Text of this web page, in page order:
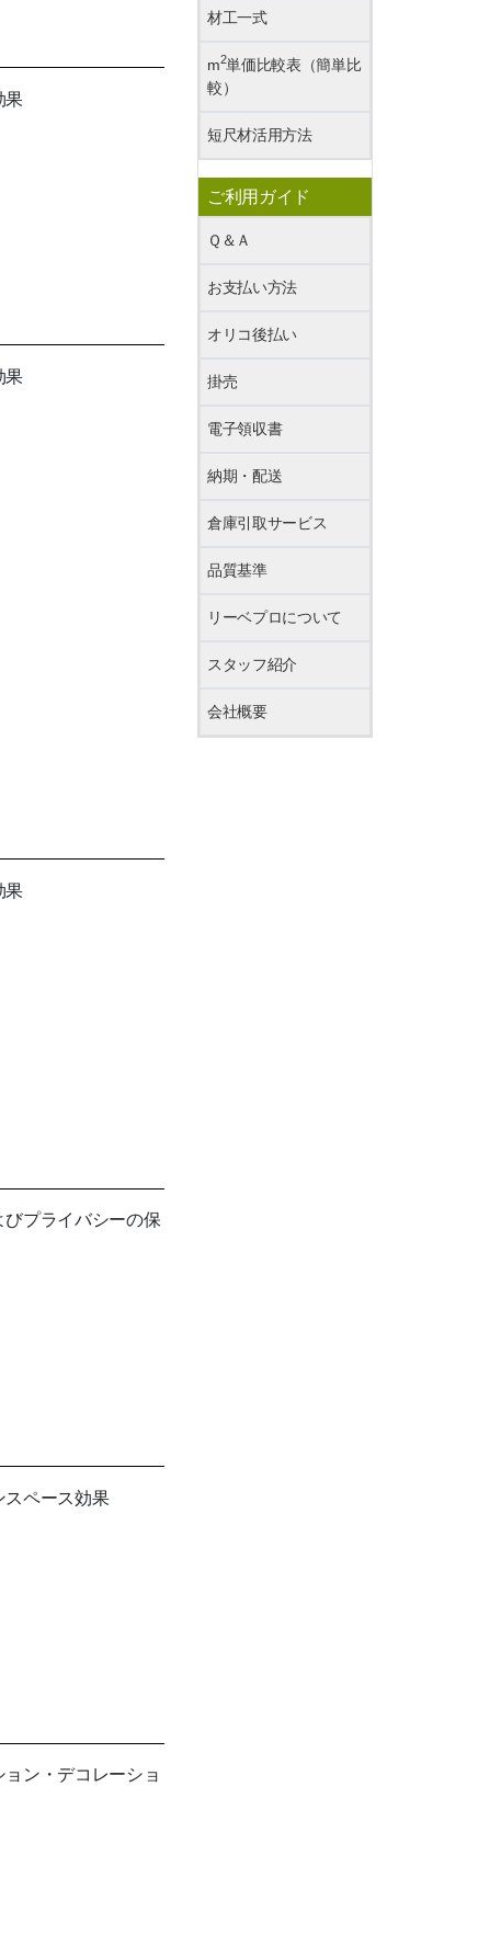
材工一式
m2単価比較表（簡単比
較）
短尺材活用方法
ご利用ガイド
Ｑ＆Ａ
お支払い方法
オリコ後払い
掛売
電子領収書
納期・配送
倉庫引取サービス
品質基準
リーベプロについて
スタッフ紹介
会社概要